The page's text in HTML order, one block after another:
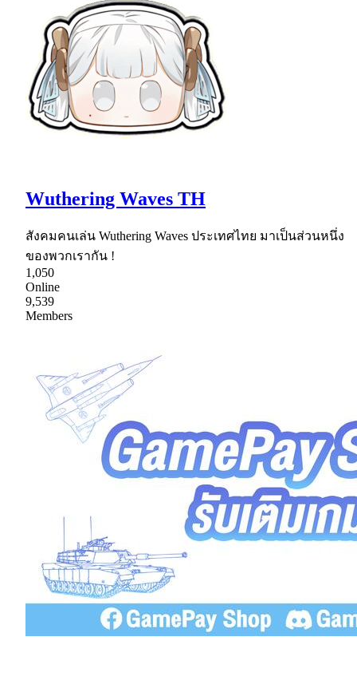
Wuthering Waves TH
สังคมคนเล่น Wuthering Waves ประเทศไทย มาเป็นส่วนหนึ่ง
ของพวกเรากัน !
1,050
Online
9,539
Members